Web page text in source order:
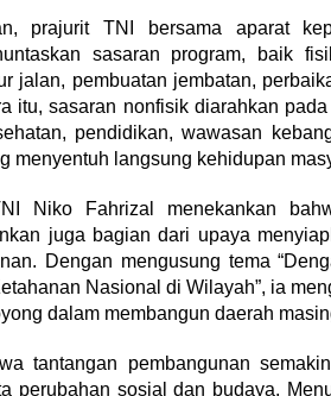
prajurit TNI bersama aparat
sasaran program, baik
jalan, pembuatan jembatan,
itu, sasaran nonfisik diarahkan
pendidikan, wawasan
menyentuh langsung kehidupan
Niko Fahrizal menekankan
juga bagian dari upaya
Dengan mengusung tema
Nasional di Wilayah”, ia
dalam membangun daerah
tantangan pembangunan
perubahan sosial dan budaya.